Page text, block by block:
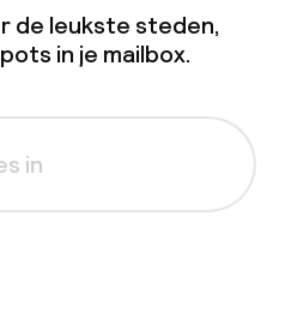
de leukste steden,
in je mailbox.